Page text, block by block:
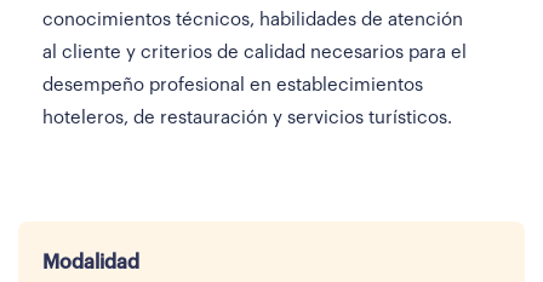
conocimientos técnicos, habilidades de atención
al cliente y criterios de calidad necesarios para el
desempeño profesional en establecimientos
hoteleros, de restauración y servicios turísticos.
Modalidad